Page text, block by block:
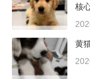
核
本
方
黄